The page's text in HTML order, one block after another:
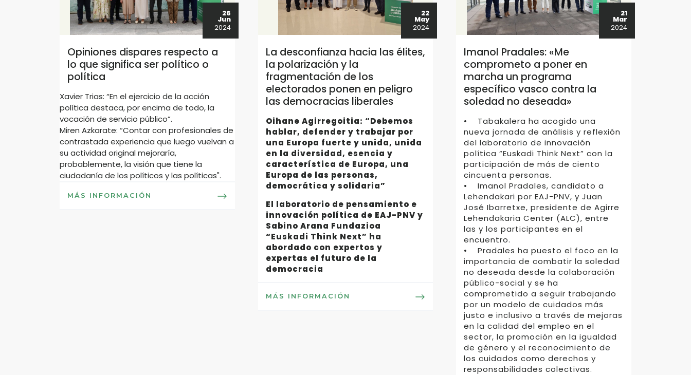
26
Jun
2024
Opiniones dispares respecto a
lo que significa ser político o
política
Xavier Trias: “En el ejercicio de la acción
política destaca, por encima de todo, la
vocación de servicio público”.
Miren Azkarate: “Contar con profesionales de
contrastada experiencia que luego vuelvan a
su actividad original mejoraría,
probablemente, la visión que tiene la
ciudadanía de los políticos y las políticas".
MÁS INFORMACIÓN
22
May
2024
La desconfianza hacia las élites,
la polarización y la
fragmentación de los
electorados ponen en peligro
las democracias liberales
Oihane Agirregoitia: “Debemos
hablar, defender y trabajar por
una Europa fuerte y unida, unida
en la diversidad, esencia y
característica de Europa, una
Europa de las personas,
democrática y solidaria”
El laboratorio de pensamiento e
innovación política de EAJ-PNV y
Sabino Arana Fundazioa
“Euskadi Think Next” ha
abordado con expertos y
expertas el futuro de la
democracia
MÁS INFORMACIÓN
21
Mar
2024
Imanol Pradales: «Me
comprometo a poner en
marcha un programa
específico vasco contra la
soledad no deseada»
• Tabakalera ha acogido una
nueva jornada de análisis y reflexión
del laboratorio de innovación
política “Euskadi Think Next” con la
participación de más de ciento
cincuenta personas.
• Imanol Pradales, candidato a
Lehendakari por EAJ-PNV, y Juan
José Ibarretxe, presidente de Agirre
Lehendakaria Center (ALC), entre
las y los participantes en el
encuentro.
• Pradales ha puesto el foco en la
importancia de combatir la soledad
no deseada desde la colaboración
público-social y se ha
comprometido a seguir trabajando
por un modelo de cuidados más
justo e inclusivo a través de mejoras
en la calidad del empleo en el
sector, la promoción en la igualdad
de género y el reconocimiento de
los cuidados como derechos y
responsabilidades colectivas.